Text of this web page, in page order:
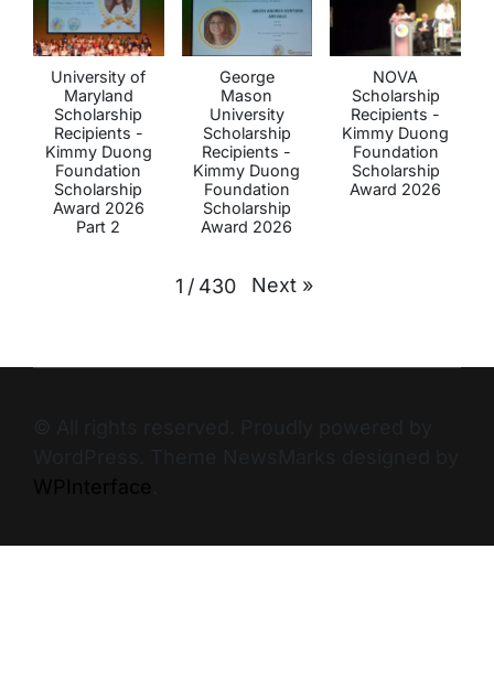
University of
Maryland
Scholarship
Recipients -
Kimmy Duong
Foundation
Scholarship
Award 2026
Part 2
George
Mason
University
Scholarship
Recipients -
Kimmy Duong
Foundation
Scholarship
Award 2026
NOVA
Scholarship
Recipients -
Kimmy Duong
Foundation
Scholarship
Award 2026
1 / 430 Next »